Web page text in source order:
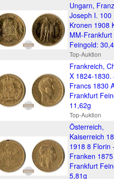
Ungarn, Franz
Joseph I. 100
Kronen 1908
MM-Frankfurt
Feingold:
Top-Auktion
Frankreich,
X 1824-1830.
Francs 1830
Frankfurt
11,62g
Top-Auktion
Österreich,
Kaiserreich
1918 8 Florin
Franken
Frankfurt
5,81g